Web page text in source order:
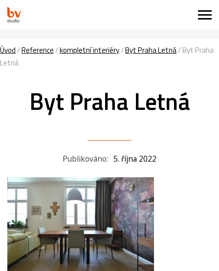
Úvod/Reference/kompletní interiéry/Byt Praha Letná/Byt Praha
Letná
Byt Praha Letná
Publikováno: 5. října 2022